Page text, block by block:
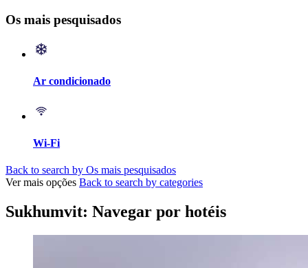
Os mais pesquisados
Ar condicionado
Wi-Fi
Back to search by Os mais pesquisados
Ver mais opções Back to search by categories
Sukhumvit: Navegar por hotéis